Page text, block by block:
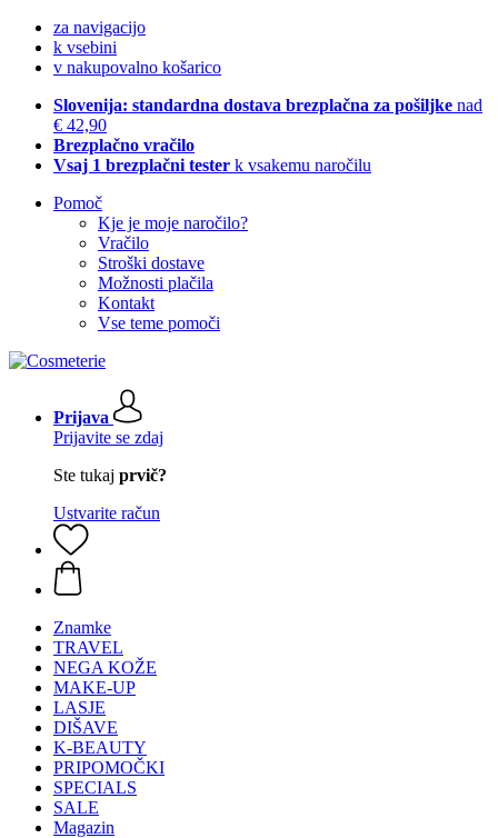
za navigacijo
k vsebini
v nakupovalno košarico
Slovenija: standardna dostava brezplačna za pošiljke nad
€ 42,90
Brezplačno vračilo
Vsaj 1 brezplačni tester k vsakemu naročilu
Pomoč
Kje je moje naročilo?
Vračilo
Stroški dostave
Možnosti plačila
Kontakt
Vse teme pomoči
Prijava
Prijavite se zdaj
Ste tukaj prvič?
Ustvarite račun
Znamke
TRAVEL
NEGA KOŽE
MAKE-UP
LASJE
DIŠAVE
K-BEAUTY
PRIPOMOČKI
SPECIALS
SALE
Magazin